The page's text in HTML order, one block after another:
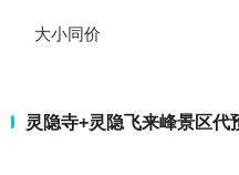
大小同价
灵隐寺+灵隐飞来峰景区